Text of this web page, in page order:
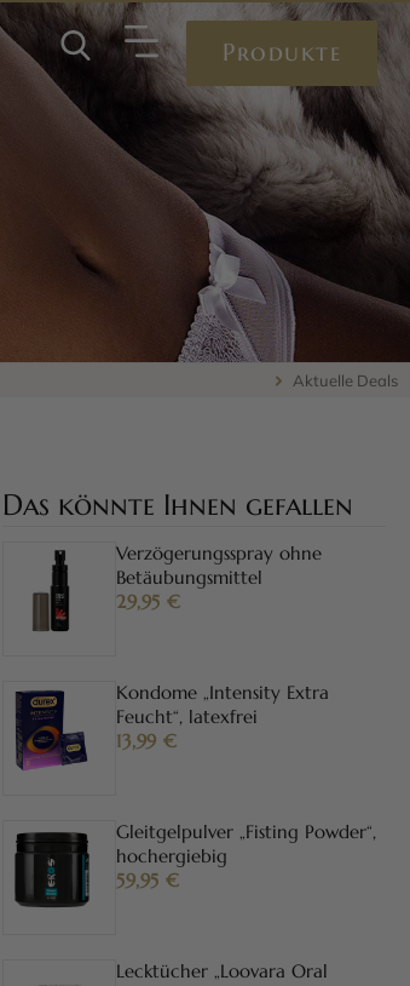
Produkte
Aktuelle Deals
Das könnte Ihnen gefallen
Verzögerungsspray ohne
Betäubungsmittel
29,95€
Kondome „Intensity Extra
Feucht“, latexfrei
13,99€
Gleitgelpulver „Fisting Powder“,
hochergiebig
59,95€
Lecktücher „Loovara Oral